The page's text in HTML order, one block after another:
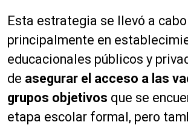
Esta estrategia se llevó a cabo
principalmente en
educacionales públicos y
de asegurar el acceso a las
grupos objetivos que se
etapa escolar formal, pero